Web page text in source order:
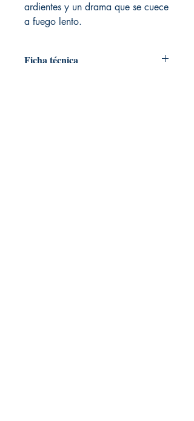
ardientes y un drama que se cuece
a fuego lento.
Ficha técnica